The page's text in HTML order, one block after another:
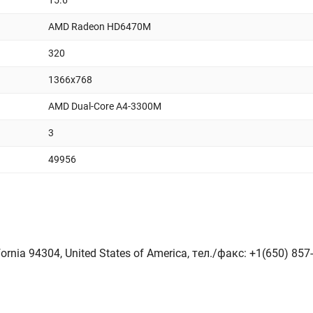
AMD Radeon HD6470M
320
1366x768
AMD Dual-Core A4-3300M
3
49956
94304, United States of America, тeл./факс: +1(650)